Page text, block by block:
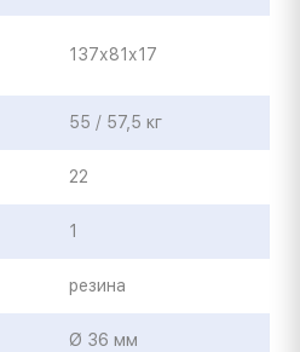
137х81х17
55 / 57,5 кг
22
1
резина
Ø 36 мм